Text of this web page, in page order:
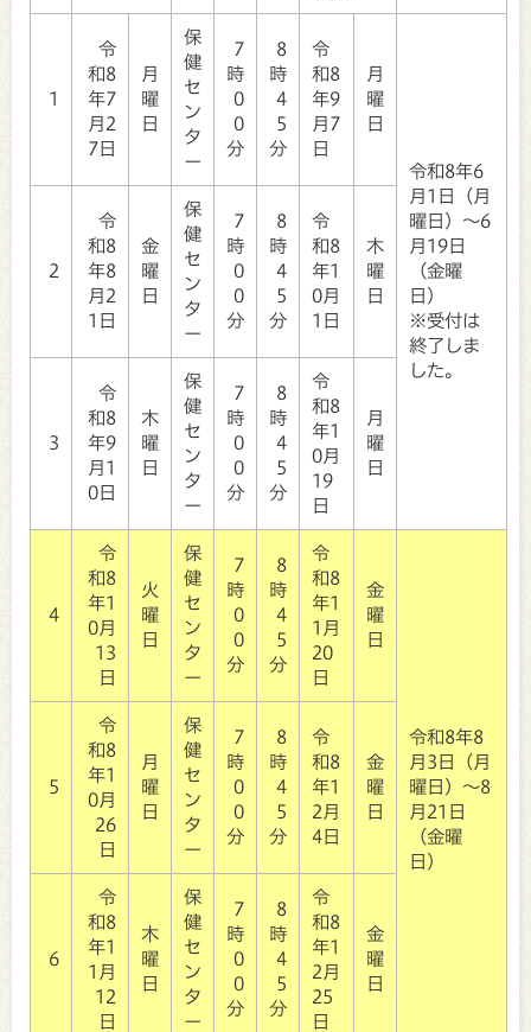
1
令
和8
年7
月2
7日
月
曜
日
保
健
セ
ン
タ
ー
7
時
0
0
分
8
時
4
5
分
令
和8
年9
月7
日
月
曜
日
令和8年6
月1日（月
曜日）～6
月19日
（金曜
日）
※受付は
終了しま
した。
2
令
和8
年8
月2
1日
金
曜
日
保
健
セ
ン
タ
ー
7
時
0
0
分
8
時
4
5
分
令
和8
年1
0月
1日
木
曜
日
3
令
和8
年9
月1
0日
木
曜
日
保
健
セ
ン
タ
ー
7
時
0
0
分
8
時
4
5
分
令
和8
年1
0月
19
日
月
曜
日
4
令
和8
年1
0月
13
日
火
曜
日
保
健
セ
ン
タ
ー
7
時
0
0
分
8
時
4
5
分
令
和8
年1
1月
20
日
金
曜
日
令和8年8
月3日（月
曜日）～8
月21日
（金曜
日）
5
令
和8
年1
0月
26
日
月
曜
日
保
健
セ
ン
タ
ー
7
時
0
0
分
8
時
4
5
分
令
和8
年1
2月
4日
金
曜
日
6
令
和8
年1
1月
12
日
木
曜
日
保
健
セ
ン
タ
ー
7
時
0
0
分
8
時
4
5
分
令
和8
年1
2月
25
日
金
曜
日